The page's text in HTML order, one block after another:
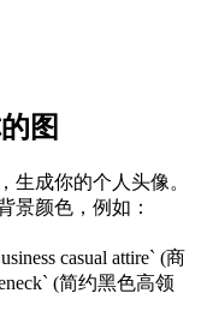
图
生成你的个人头像。
景颜色，例如：
casual attire` (商
(简约黑色高领